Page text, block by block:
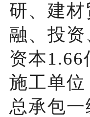
研、建
融、投
资本
施工单
总承包